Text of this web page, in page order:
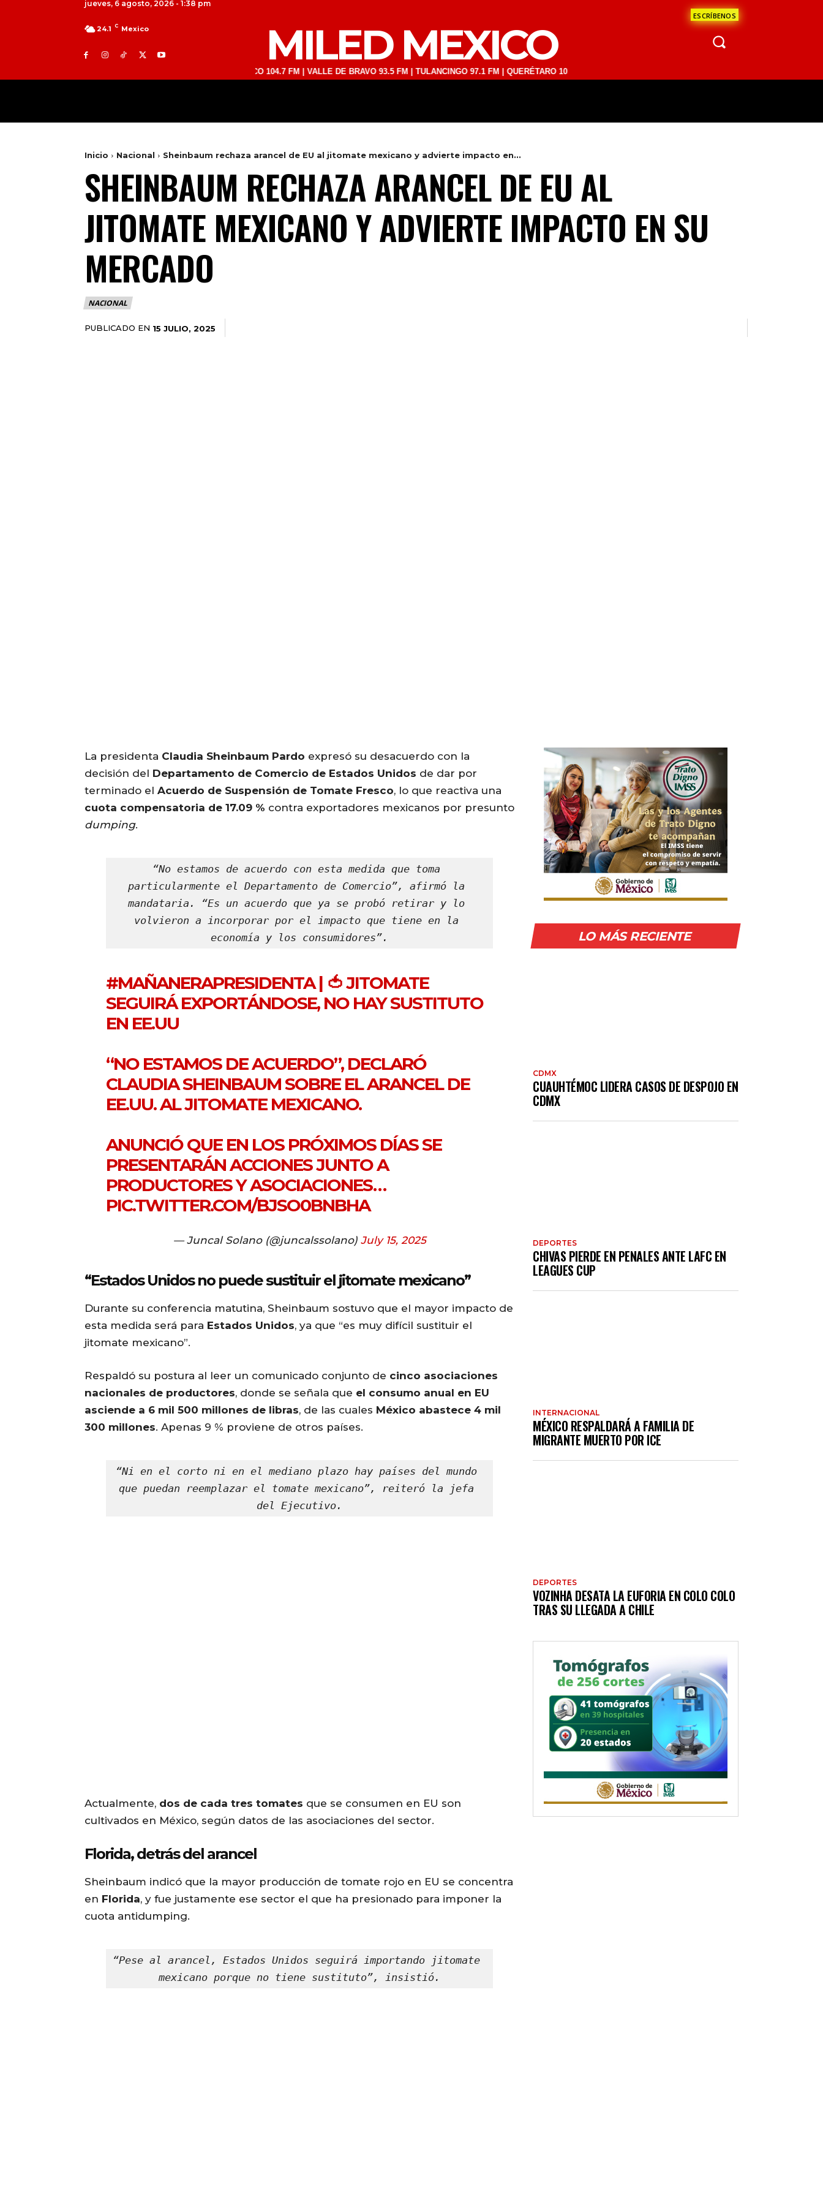
jueves, 6 agosto, 2026 - 1:38 pm
ESCRÍBENOS
24.1 C Mexico MILED MEXICO
TOLUCA 98.9 FM | ATLACOMULCO 104.7 FM | VALLE DE BRAVO 93.5 FM | TULANCINGO 97.1 FM | QUERÉTARO 103.1 FM | SAN JUAN DEL RÍO 93.1 FM | GUADALAJARA 1510 AM | LA
Inicio Nacional Sheinbaum rechaza arancel de EU al jitomate mexicano y advierte impacto en...
SHEINBAUM RECHAZA ARANCEL DE EU AL
JITOMATE MEXICANO Y ADVIERTE IMPACTO EN SU
MERCADO
NACIONAL
PUBLICADO EN 15 JULIO, 2025
La presidenta Claudia Sheinbaum Pardo expresó su desacuerdo con la
decisión del Departamento de Comercio de Estados Unidos de dar por
terminado el Acuerdo de Suspensión de Tomate Fresco, lo que reactiva una
cuota compensatoria de 17.09 % contra exportadores mexicanos por presunto
dumping.
“No estamos de acuerdo con esta medida que toma
particularmente el Departamento de Comercio”, afirmó la
mandataria. “Es un acuerdo que ya se probó retirar y lo
volvieron a incorporar por el impacto que tiene en la
economía y los consumidores”.
#MAÑANERAPRESIDENTA| 🍅 JITOMATE
SEGUIRÁ EXPORTÁNDOSE, NO HAY SUSTITUTO
EN EE.UU
“NO ESTAMOS DE ACUERDO”, DECLARÓ
CLAUDIA SHEINBAUM SOBRE EL ARANCEL DE
EE.UU. AL JITOMATE MEXICANO.
ANUNCIÓ QUE EN LOS PRÓXIMOS DÍAS SE
PRESENTARÁN ACCIONES JUNTO A
PRODUCTORES Y ASOCIACIONES…
PIC.TWITTER.COM/BJSO0BNBHA
— Juncal Solano (@juncalssolano) July 15, 2025
“Estados Unidos no puede sustituir el jitomate mexicano”
Durante su conferencia matutina, Sheinbaum sostuvo que el mayor impacto de
esta medida será para Estados Unidos, ya que “es muy difícil sustituir el
jitomate mexicano”.
Respaldó su postura al leer un comunicado conjunto de cinco asociaciones
nacionales de productores, donde se señala que el consumo anual en EU
asciende a 6 mil 500 millones de libras, de las cuales México abastece 4 mil
300 millones. Apenas 9 % proviene de otros países.
“Ni en el corto ni en el mediano plazo hay países del mundo
que puedan reemplazar el tomate mexicano”, reiteró la jefa
del Ejecutivo.
Actualmente, dos de cada tres tomates que se consumen en EU son
cultivados en México, según datos de las asociaciones del sector.
Florida, detrás del arancel
Sheinbaum indicó que la mayor producción de tomate rojo en EU se concentra
en Florida, y fue justamente ese sector el que ha presionado para imponer la
cuota antidumping.
“Pese al arancel, Estados Unidos seguirá importando jitomate
mexicano porque no tiene sustituto”, insistió.
LO MÁS RECIENTE
CDMX
CUAUHTÉMOC LIDERA CASOS DE DESPOJO EN
CDMX
DEPORTES
CHIVAS PIERDE EN PENALES ANTE LAFC EN
LEAGUES CUP
INTERNACIONAL
MÉXICO RESPALDARÁ A FAMILIA DE
MIGRANTE MUERTO POR ICE
DEPORTES
VOZINHA DESATA LA EUFORIA EN COLO COLO
TRAS SU LLEGADA A CHILE